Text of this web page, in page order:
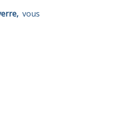
vous